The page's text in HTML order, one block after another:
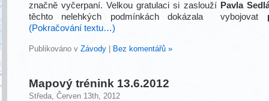
značně vyčerpaní. Velkou gratulaci si zaslouží Pavla
těchto nelehkých podmínkách dokázala vybojovat
(Pokračování textu…)
Publikováno v Závody Bez komentářů »
Mapový trénink 13.6.2012
Středa, Červen 13th, 2012